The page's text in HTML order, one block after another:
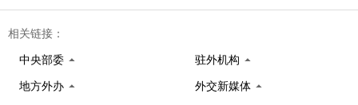
相关链接：
中央部委 驻外机构
地方外办 外交新媒体